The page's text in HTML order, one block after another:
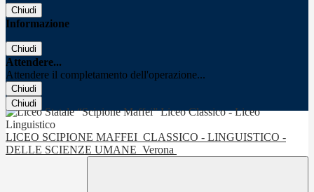
Chiudi
Informazione
Chiudi
Attendere...
Attendere il completamento dell'operazione...
Chiudi
Chiudi
LICEO SCIPIONE MAFFEI CLASSICO - LINGUISTICO -
DELLE SCIENZE UMANE Verona